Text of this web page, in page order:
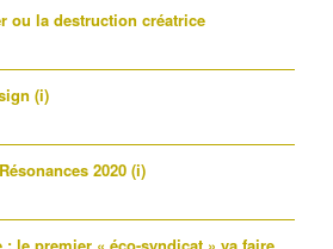
ou la destruction créatrice
(i)
2020 (i)